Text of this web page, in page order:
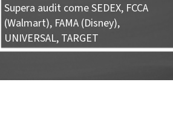
Supera audit come SEDEX, FCCA
(Walmart), FAMA (Disney),
UNIVERSAL, TARGET